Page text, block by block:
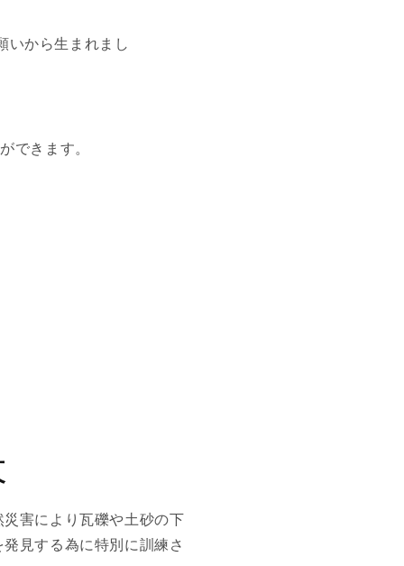
いから生まれまし
できます。
災害により瓦礫や土砂の下
見する為に特別に訓練さ